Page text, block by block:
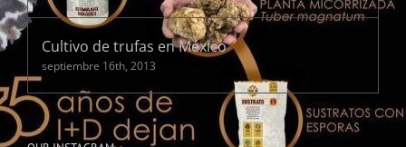
Cultivo de trufas en México
septiembre 16th, 2013